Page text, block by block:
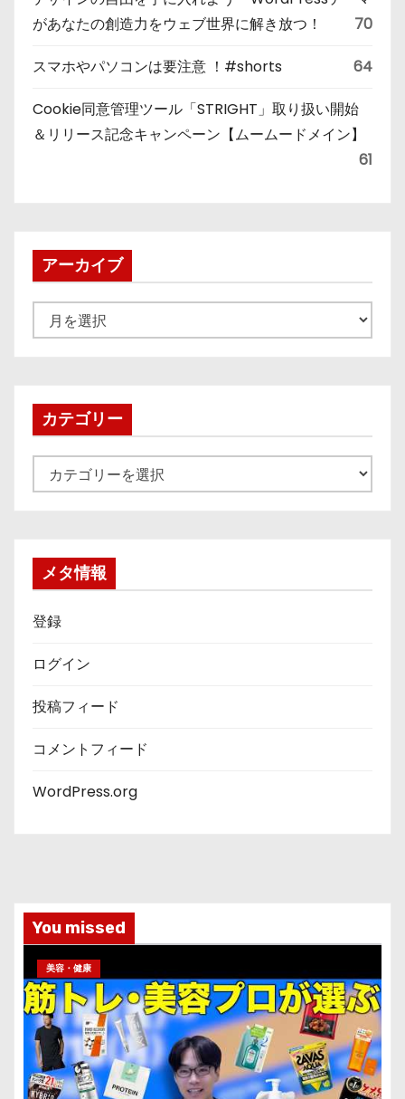
があなたの創造力をウェブ世界に解き放つ！
70
スマホやパソコンは要注意 ！#shorts 64
Cookie同意管理ツール「STRIGHT」取り扱い開始
＆リリース記念キャンペーン【ムームードメイン】
61
アーカイブ
ー
ブカテゴリー
テ
メタ情報
登録
ログイン
投稿フィード
コメントフィード
WordPress.org
You missed
美容・健康